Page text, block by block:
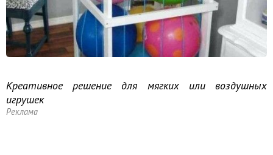
Креативное решение для мягких или воздушных
игрушек
Реклама